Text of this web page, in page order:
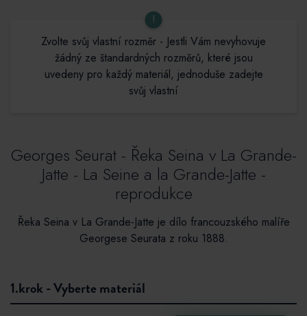
!
Zvolte svůj vlastní rozměr - Jestli Vám nevyhovuje
žádný ze štandardných rozměrů, které jsou
uvedeny pro každý materiál, jednoduše zadejte
svůj vlastní
Georges Seurat - Řeka Seina v La Grande-
Jatte - La Seine a la Grande-Jatte -
reprodukce
Řeka Seina v La Grande-Jatte je dílo francouzského malíře
Georgese Seurata z roku 1888.
1.krok - Vyberte materiál